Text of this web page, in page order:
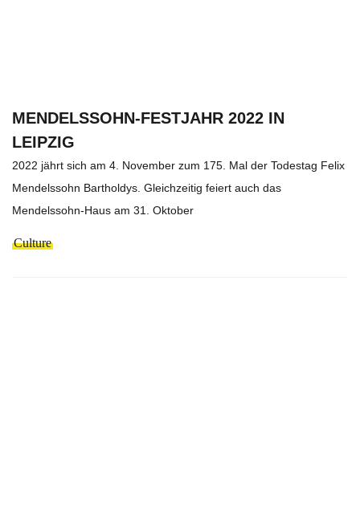
MENDELSSOHN-FESTJAHR 2022 IN
LEIPZIG
2022 jährt sich am 4. November zum 175. Mal der Todestag Felix
Mendelssohn Bartholdys. Gleichzeitig feiert auch das
Mendelssohn-Haus am 31. Oktober
Culture